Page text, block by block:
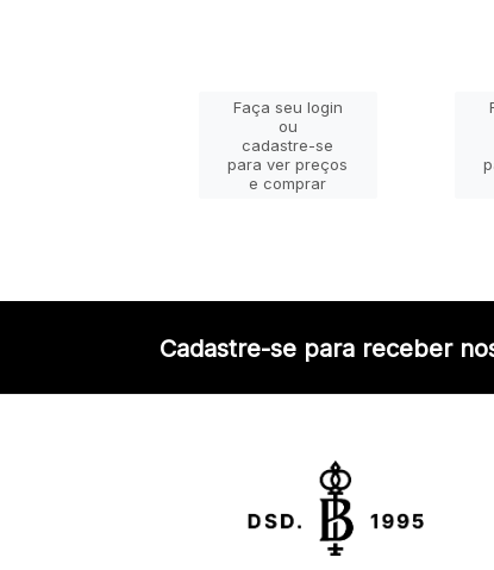
Faça seu login
ou
cadastre-se
para ver preços
e comprar
Cadastre-se para receber